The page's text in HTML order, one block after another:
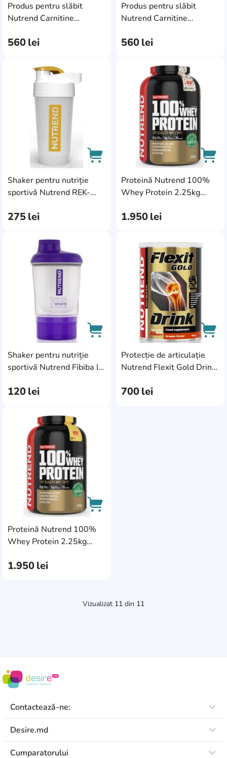
Produs pentru slăbit
Nutrend Carnitine
560lei
AddCardToCart
Produs pentru slăbit
Nutrend Carnitine
560lei
Shaker pentru nutriție
sportivă Nutrend REK-
275lei
AddCardToFavourite
AddCardToCart
Proteină Nutrend 100%
Whey Protein 2.25kg
1.950lei
Shaker pentru nutriție
sportivă Nutrend Fibiba IN
120lei
AddCardToFavourite
AddCardToCart
Protecție de articulație
Nutrend Flexit Gold Drink
700lei
Proteină Nutrend 100%
Whey Protein 2.25kg
1.950lei
Vizualizat 11 din 11
Contactează-ne:
Desire.md
Cumparatorului